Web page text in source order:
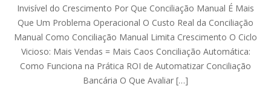
Invisível do Crescimento Por Que Conciliação Manual É Mais
Que Um Problema Operacional O Custo Real da Conciliação
Manual Como Conciliação Manual Limita Crescimento O Ciclo
Vicioso: Mais Vendas = Mais Caos Conciliação Automática:
Como Funciona na Prática ROI de Automatizar Conciliação
Bancária O Que Avaliar […]